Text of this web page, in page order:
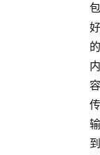
包
好
的
内
容
传
输
到